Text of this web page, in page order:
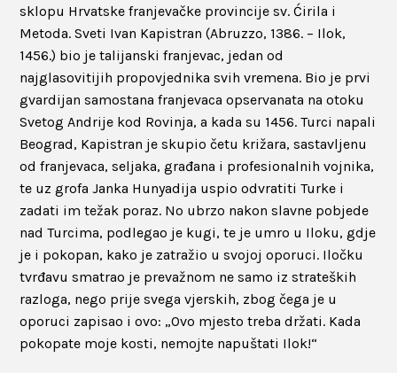
sklopu Hrvatske franjevačke provincije sv. Ćirila i
Metoda. Sveti Ivan Kapistran (Abruzzo, 1386. – Ilok,
1456.) bio je talijanski franjevac, jedan od
najglasovitijih propovjednika svih vremena. Bio je prvi
gvardijan samostana franjevaca opservanata na otoku
Svetog Andrije kod Rovinja, a kada su 1456. Turci napali
Beograd, Kapistran je skupio četu križara, sastavljenu
od franjevaca, seljaka, građana i profesionalnih vojnika,
te uz grofa Janka Hunyadija uspio odvratiti Turke i
zadati im težak poraz. No ubrzo nakon slavne pobjede
nad Turcima, podlegao je kugi, te je umro u Iloku, gdje
je i pokopan, kako je zatražio u svojoj oporuci. Iločku
tvrđavu smatrao je prevažnom ne samo iz strateških
razloga, nego prije svega vjerskih, zbog čega je u
oporuci zapisao i ovo: „Ovo mjesto treba držati. Kada
pokopate moje kosti, nemojte napuštati Ilok!“